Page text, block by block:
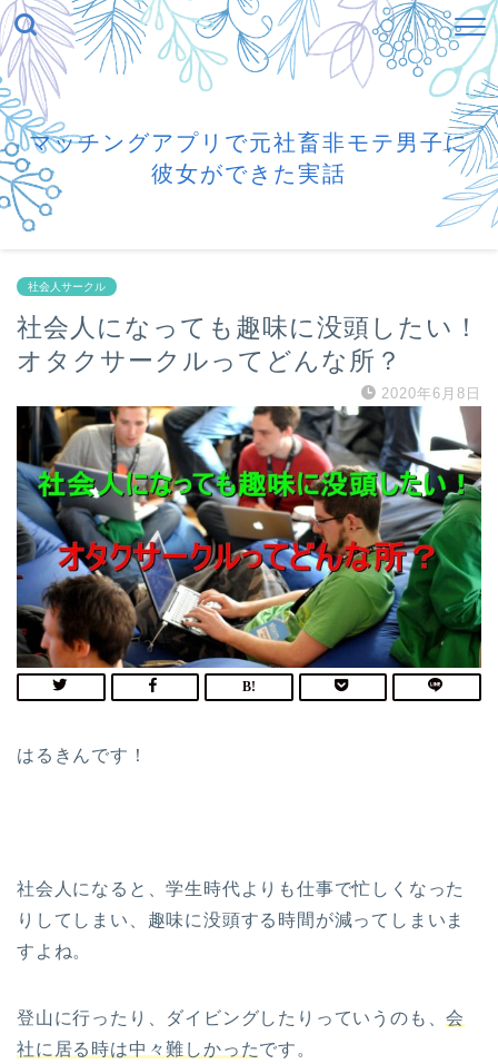
マッチングアプリで元社畜非モテ男子に
彼女ができた実話
社会人サークル
社会人になっても趣味に没頭したい！
オタクサークルってどんな所？
2020年6月8日
はるきんです！
社会人になると、学生時代よりも仕事で忙しくなった
りしてしまい、趣味に没頭する時間が減ってしまいま
すよね。
登山に行ったり、ダイビングしたりっていうのも、会
社に居る時は中々難しかったです。